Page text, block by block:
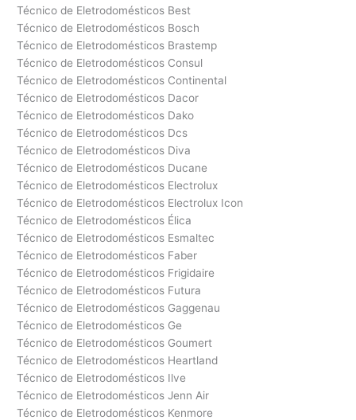
Técnico de Eletrodomésticos Best
Técnico de Eletrodomésticos Bosch
Técnico de Eletrodomésticos Brastemp
Técnico de Eletrodomésticos Consul
Técnico de Eletrodomésticos Continental
Técnico de Eletrodomésticos Dacor
Técnico de Eletrodomésticos Dako
Técnico de Eletrodomésticos Dcs
Técnico de Eletrodomésticos Diva
Técnico de Eletrodomésticos Ducane
Técnico de Eletrodomésticos Electrolux
Técnico de Eletrodomésticos Electrolux Icon
Técnico de Eletrodomésticos Élica
Técnico de Eletrodomésticos Esmaltec
Técnico de Eletrodomésticos Faber
Técnico de Eletrodomésticos Frigidaire
Técnico de Eletrodomésticos Futura
Técnico de Eletrodomésticos Gaggenau
Técnico de Eletrodomésticos Ge
Técnico de Eletrodomésticos Goumert
Técnico de Eletrodomésticos Heartland
Técnico de Eletrodomésticos Ilve
Técnico de Eletrodomésticos Jenn Air
Técnico de Eletrodomésticos Kenmore